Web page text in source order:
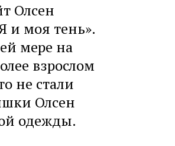
Олсен
и моя тень».
мере на
взрослом
не стали
Олсен
одежды.